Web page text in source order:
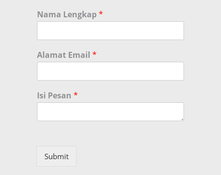
Nama Lengkap*
Alamat Email *
Isi Pesan *
Submit